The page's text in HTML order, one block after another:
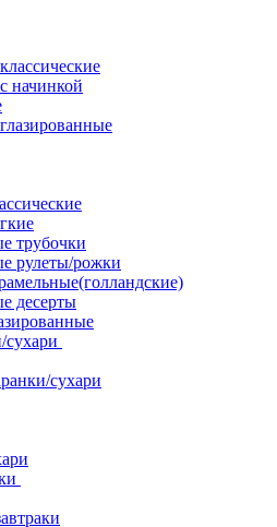
начинкой
трубочки
рулеты/рожки
десерты
сухари